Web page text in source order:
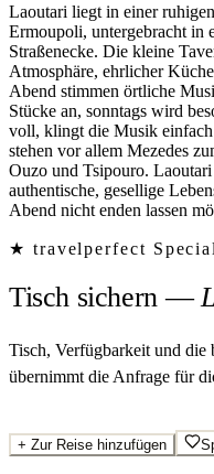
Laoutari liegt in einer
Ermoupoli, untergebracht in
Straßenecke. Die kleine
Atmosphäre, ehrlicher
Abend stimmen örtliche
Stücke an, sonntags wird
voll, klingt die Musik
stehen vor allem Mezedes
Ouzo und Tsipouro.
authentische, gesellige
Abend nicht enden lassen
★ travelperfect
Tisch sichern—
Tisch, Verfügbarkeit und
übernimmt die Anfrage für
+ Zur Reise hinzufügen